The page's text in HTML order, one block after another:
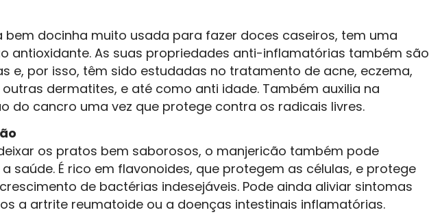
bem docinha muito usada para fazer doces caseiros, tem uma
antioxidante. As suas propriedades anti-inflamatórias também são
e, por isso, têm sido estudadas no tratamento de acne, eczema,
outras dermatites, e até como anti idade. Também auxilia na
do cancro uma vez que protege contra os radicais livres.
os pratos bem saborosos, o manjericão também pode
saúde. É rico em flavonoides, que protegem as células, e protege
de bactérias indesejáveis. Pode ainda aliviar sintomas
a artrite reumatoide ou a doenças intestinais inflamatórias.